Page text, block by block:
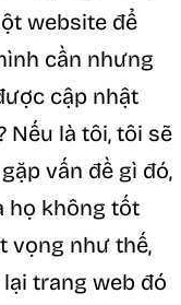
website để
cần nhưng
cập nhật
Nếu là tôi, tôi sẽ
vấn đề gì đó,
họ không tốt
vọng như thế,
trang web đó